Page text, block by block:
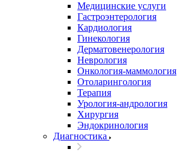
Медицинские услуги
Гастроэнтерология
Кардиология
Гинекология
Дерматовенерология
Неврология
Онкология-маммология
Отоларингология
Терапия
Урология-андрология
Хирургия
Эндокринология
Диагностика